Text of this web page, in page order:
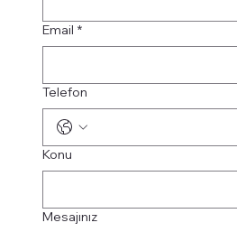
Email *
Telefon
Konu
Mesajınız